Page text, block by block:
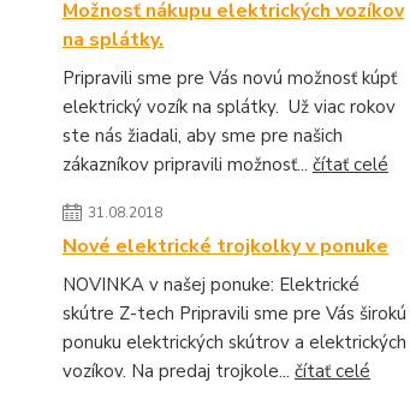
Možnosť nákupu elektrických vozíkov
na splátky.
Pripravili sme pre Vás novú možnosť kúpť
elektrický vozík na splátky. Už viac rokov
ste nás žiadali, aby sme pre našich
zákazníkov pripravili možnosť... čítať celé
31.08.2018
Nové elektrické trojkolky v ponuke
NOVINKA v našej ponuke: Elektrické
skútre Z-tech Pripravili sme pre Vás širokú
ponuku elektrických skútrov a elektrických
vozíkov. Na predaj trojkole... čítať celé